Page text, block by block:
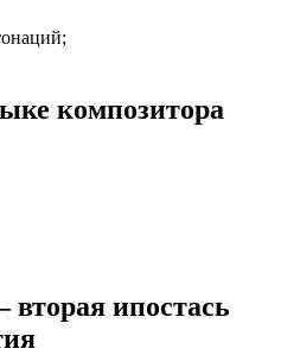
композитора
вторая ипостась